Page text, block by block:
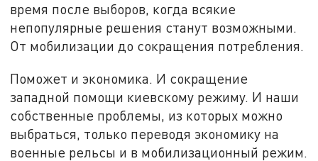
время после выборов, когда всякие
непопулярные решения станут возможными.
От мобилизации до сокращения потребления.
Поможет и экономика. И сокращение
западной помощи киевскому режиму. И наши
собственные проблемы, из которых можно
выбраться, только переводя экономику на
военные рельсы и в мобилизационный режим.